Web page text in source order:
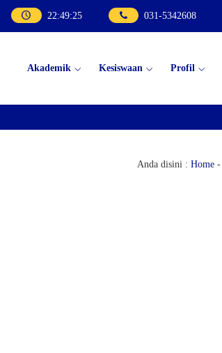
22:49:25 031-5342608
Akademik Kesiswaan Profil
Anda disini : Home-